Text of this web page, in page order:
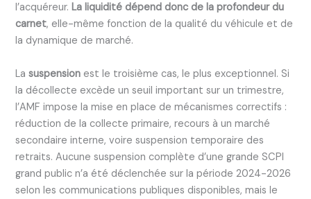
l’acquéreur.La liquidité dépend donc de la profondeur du
carnet, elle-même fonction de la qualité du véhicule et de
la dynamique de marché.
Lasuspension est le troisième cas, le plus exceptionnel. Si
la décollecte excède un seuil important sur un trimestre,
l’AMF impose la mise en place de mécanismes correctifs :
réduction de la collecte primaire, recours à un marché
secondaire interne, voire suspension temporaire des
retraits. Aucune suspension complète d’une grande SCPI
grand public n’a été déclenchée sur la période 2024-2026
selon les communications publiques disponibles, mais le